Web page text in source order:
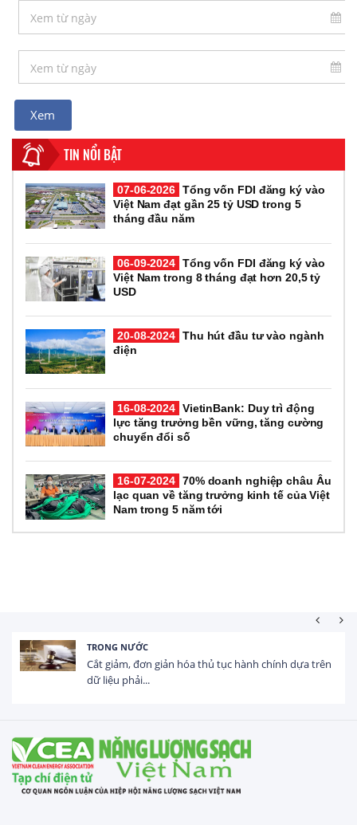
TIN NỔI BẬT
07-06-2026 Tổng vốn FDI đăng ký vào
Việt Nam đạt gần 25 tỷ USD trong 5
tháng đầu năm
06-09-2024 Tổng vốn FDI đăng ký vào
Việt Nam trong 8 tháng đạt hơn 20,5 tỷ
USD
20-08-2024 Thu hút đầu tư vào ngành
điện
16-08-2024 VietinBank: Duy trì động
lực tăng trưởng bền vững, tăng cường
chuyển đổi số
16-07-2024 70% doanh nghiệp châu Âu
lạc quan về tăng trưởng kinh tế của Việt
Nam trong 5 năm tới
TRONG NƯỚC
Cắt giảm, đơn giản hóa thủ tục hành chính dựa trên
dữ liệu phải...